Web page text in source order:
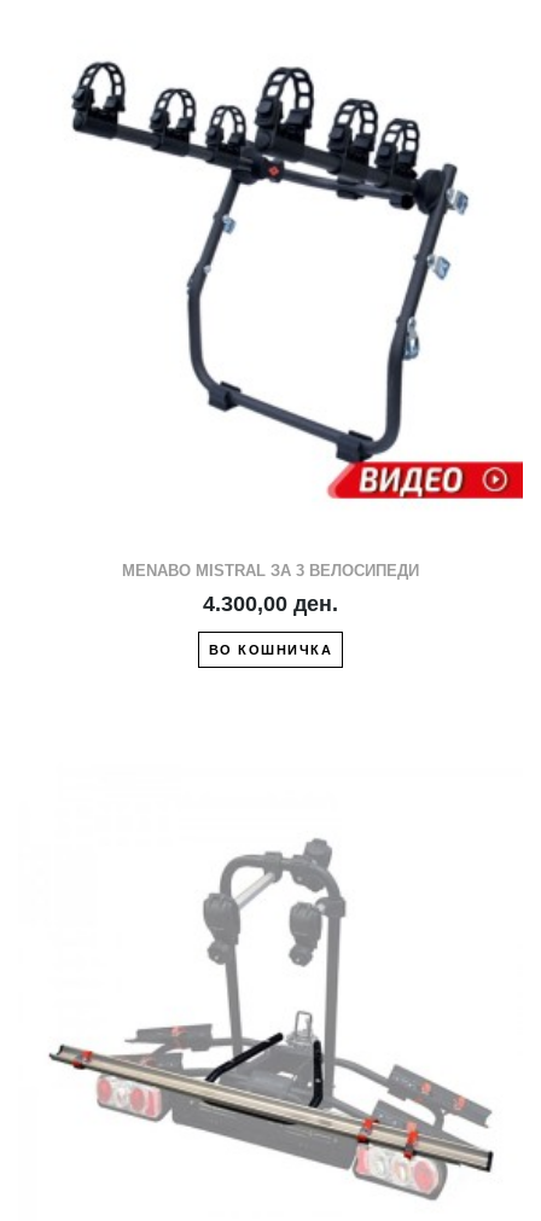
MENABO MISTRAL ЗА 3 ВЕЛОСИПЕДИ
4.300,00 ден.
ВО КОШНИЧКА